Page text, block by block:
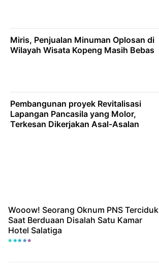
Miris, Penjualan Minuman Oplosan di
Wilayah Wisata Kopeng Masih Bebas
Pembangunan proyek Revitalisasi
Lapangan Pancasila yang Molor,
Terkesan Dikerjakan Asal-Asalan
Wooow! Seorang Oknum PNS Terciduk
Saat Berduaan Disalah Satu Kamar
Hotel Salatiga